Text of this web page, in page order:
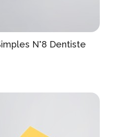
N°8 Dentiste